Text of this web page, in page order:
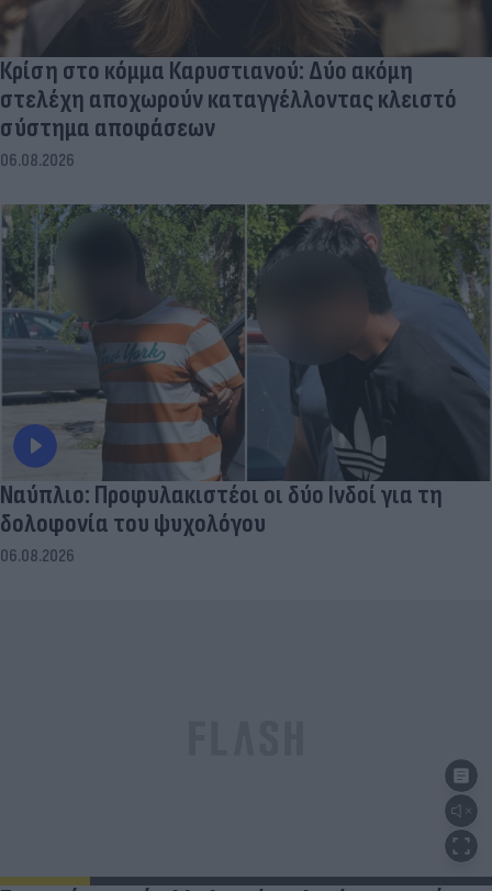
Κρίση στο κόμμα Καρυστιανού: Δύο ακόμη
στελέχη αποχωρούν καταγγέλλοντας κλειστό
σύστημα αποφάσεων
06.08.2026
Ναύπλιο: Προφυλακιστέοι οι δύο Ινδοί για τη
δολοφονία του ψυχολόγου
06.08.2026